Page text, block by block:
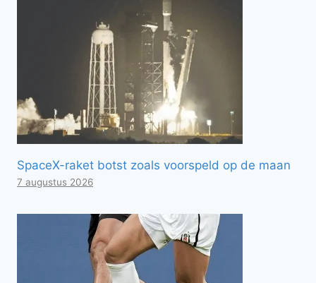
SpaceX-raket botst zoals voorspeld op de maan
7 augustus 2026